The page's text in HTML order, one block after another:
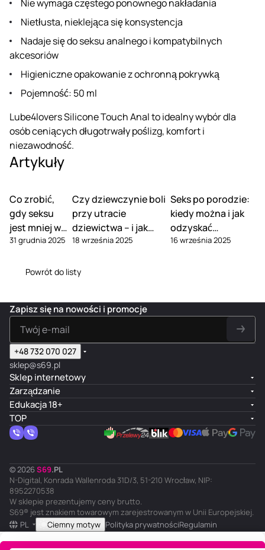
Nie wymaga częstego ponownego nakładania
Nietłusta, nieklejąca się konsystencja
Nadaje się do seksu analnego i kompatybilnych
akcesoriów
Higieniczne opakowanie z ochronną pokrywką
Pojemność: 50 ml
Lube4lovers Silicone Touch Anal to idealny wybór dla
osób ceniących długotrwały poślizg, komfort i
niezawodność.
Artykuły
Co zrobić,
gdy seksu
jest mniej w
związku
31 grudnia 2025
Czy dziewczynie boli
przy utracie
dziewictwa – i jak
tego uniknąć
18 września 2025
Seks po porodzie:
kiedy można i jak
odzyskać
pożądanie
16 września 2025
Powrót do listy
Zapisz się na nowości i promocje
+48 732 070 027
sklep@s69.pl
Sklep internetowy
Zarządzanie
Edukacja 18+
TOP
© 2026 S69.PL
N-Digital, Konrada Wallenroda 31D/3, 51-210 Wrocław, NIP:
8952270538
W sklepie prezentujemy ceny brutto.
S69® jest znakiem towarowym zarejestrowanym w Unii Europejskiej.
PL
Ciemny motyw Polityka prywatnościRegulamin